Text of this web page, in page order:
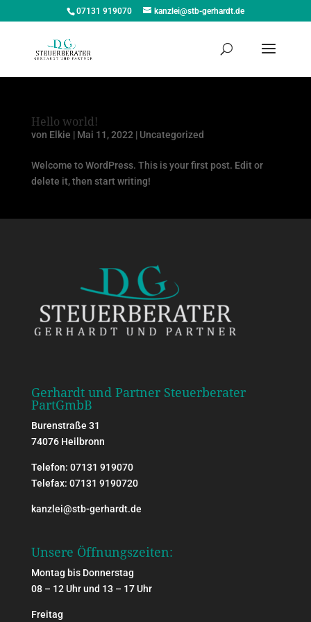
07131 919070 kanzlei@stb-gerhardt.de
Hello world!
von Elkie | Mai 11, 2022 | Uncategorized
Welcome to WordPress. This is your first post. Edit or
delete it, then start writing!
Gerhardt und Partner Steuerberater
PartGmbB
Burenstraße 31
74076 Heilbronn
Telefon: 07131 919070
Telefax: 07131 9190720
kanzlei@stb-gerhardt.de
Unsere Öffnungszeiten:
Montag bis Donnerstag
08 – 12 Uhr und 13 – 17 Uhr
Freitag